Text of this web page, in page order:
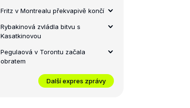
Fritz v Montrealu překvapivě končí
Rybakinová zvládla bitvu s
Kasatkinovou
Pegulaová v Torontu začala
obratem
Další expres zprávy